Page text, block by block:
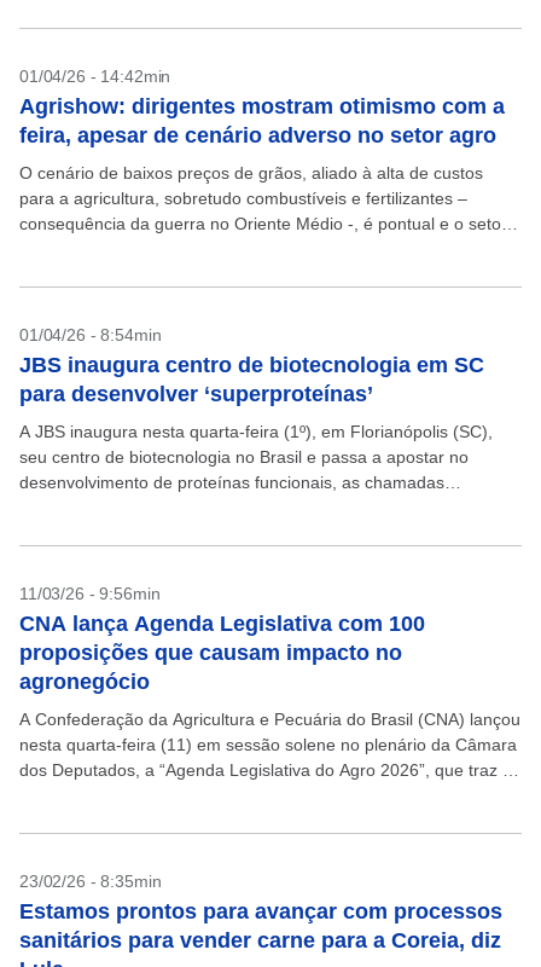
01/04/26 - 14:42min
Agrishow: dirigentes mostram otimismo com a
feira, apesar de cenário adverso no setor agro
O cenário de baixos preços de grãos, aliado à alta de custos
para a agricultura, sobretudo combustíveis e fertilizantes –
consequência da guerra no Oriente Médio -, é pontual e o setor
01/04/26 - 8:54min
JBS inaugura centro de biotecnologia em SC
para desenvolver ‘superproteínas’
A JBS inaugura nesta quarta-feira (1º), em Florianópolis (SC),
seu centro de biotecnologia no Brasil e passa a apostar no
desenvolvimento de proteínas funcionais, as chamadas
11/03/26 - 9:56min
CNA lança Agenda Legislativa com 100
proposições que causam impacto no
agronegócio
A Confederação da Agricultura e Pecuária do Brasil (CNA) lançou
nesta quarta-feira (11) em sessão solene no plenário da Câmara
dos Deputados, a “Agenda Legislativa do Agro 2026”, que traz a
23/02/26 - 8:35min
Estamos prontos para avançar com processos
sanitários para vender carne para a Coreia, diz